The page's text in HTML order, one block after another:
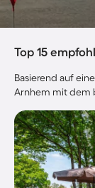
Top 15
Basierend auf
Arnhem mit dem